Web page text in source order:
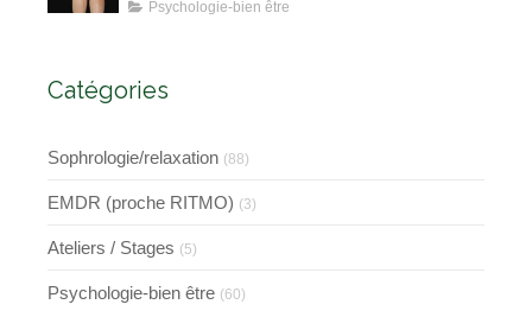
Approche avec l'Hypnose,
Psychologie-bien être
Catégories
Sophrologie/relaxation (88)
EMDR (proche RITMO) (3)
Ateliers / Stages (5)
Psychologie-bien être (60)